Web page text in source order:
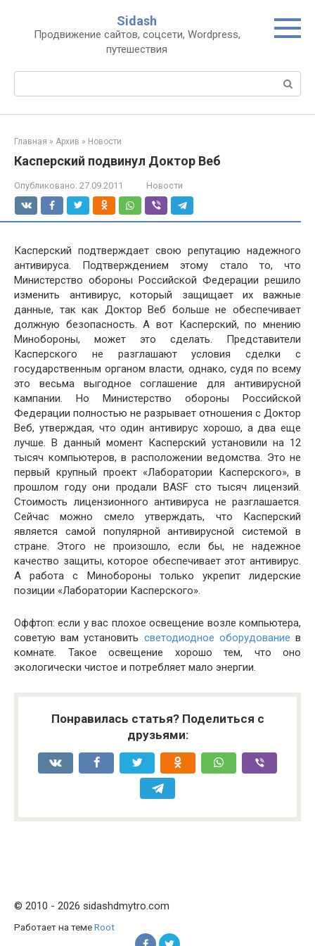
контенту
Sidash
Продвижение сайтов, соцсети, Wordpress,
путешествия
Главная » Архив » Новости
Касперский подвинул Доктор Веб
Опубликовано: 27.09.2011 Новости
Касперский подтверждает свою репутацию надежного
антивируса. Подтверждением этому стало то, что
Министерство обороны Российской Федерации решило
изменить антивирус, который защищает их важные
данные, так как Доктор Веб больше не обеспечивает
должную безопасность. А вот Касперский, по мнению
Минобороны, может это сделать. Представители
Касперского не разглашают условия сделки с
государственным органом власти, однако, судя по всему
это весьма выгодное соглашение для антивирусной
кампании. Но Министерство обороны Российской
Федерации полностью не разрывает отношения с Доктор
Веб, утверждая, что один антивирус хорошо, а два еще
лучше. В данный момент Касперский установили на 12
тысяч компьютеров, в расположении ведомства. Это не
первый крупный проект «Лаборатории Касперского», в
прошлом году они продали BASF сто тысяч лицензий.
Стоимость лицензионного антивируса не разглашается.
Сейчас можно смело утверждать, что Касперский
является самой популярной антивирусной системой в
стране. Этого не произошло, если бы, не надежное
качество защиты, которое обеспечивает этот антивирус.
А работа с Минобороны только укрепит лидерские
позиции «Лаборатории Касперского».
Оффтоп: если у вас плохое освещение возле компьютера,
советую вам установить светодиодное оборудование в
комнате. Такое освещение хорошо тем, что оно
экологически чистое и потребляет мало энергии.
Понравилась статья? Поделиться с
друзьями:
© 2010 - 2026 sidashdmytro.com
Работает на темеRoot